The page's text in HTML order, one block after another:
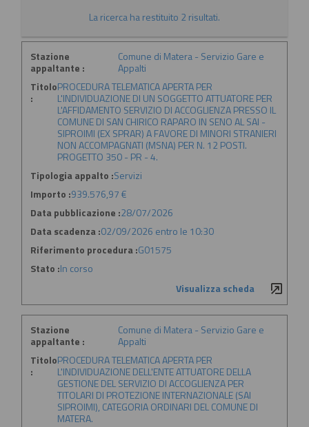
La ricerca ha restituito 2 risultati.
Stazione
appaltante :
Comune di Matera - Servizio Gare e
Appalti
Titolo
:
PROCEDURA TELEMATICA APERTA PER
L'INDIVIDUAZIONE DI UN SOGGETTO ATTUATORE PER
L'AFFIDAMENTO SERVIZIO DI ACCOGLIENZA PRESSO IL
COMUNE DI SAN CHIRICO RAPARO IN SENO AL SAI -
SIPROIMI (EX SPRAR) A FAVORE DI MINORI STRANIERI
NON ACCOMPAGNATI (MSNA) PER N. 12 POSTI.
PROGETTO 350 - PR - 4.
Tipologia appalto :Servizi
Importo :939.576,97 €
Data pubblicazione :28/07/2026
Data scadenza :02/09/2026 entro le 10:30
Riferimento procedura :G01575
Stato :In corso
Visualizza scheda
Stazione
appaltante :
Comune di Matera - Servizio Gare e
Appalti
Titolo
:
PROCEDURA TELEMATICA APERTA PER
L'INDIVIDUAZIONE DELL'ENTE ATTUATORE DELLA
GESTIONE DEL SERVIZIO DI ACCOGLIENZA PER
TITOLARI DI PROTEZIONE INTERNAZIONALE (SAI
SIPROIMI), CATEGORIA ORDINARI DEL COMUNE DI
MATERA.